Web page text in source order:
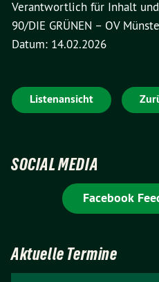
Verantwortlich für Inhalt
90/DIE GRÜNEN – OV
Datum: 14.02.2026
Listenansicht
SOCIAL MEDIA
Facebook
Aktuelle Termine